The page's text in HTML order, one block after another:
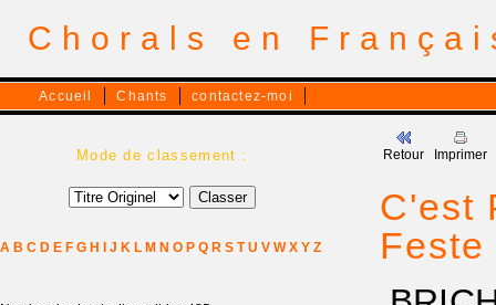
Chorals en
Accueil Chants contactez-moi
Mode de classement :
A B C D E F G H J K L M N O P Q R S T U V W X Y Z
Retour Imprimer
C'est
Feste